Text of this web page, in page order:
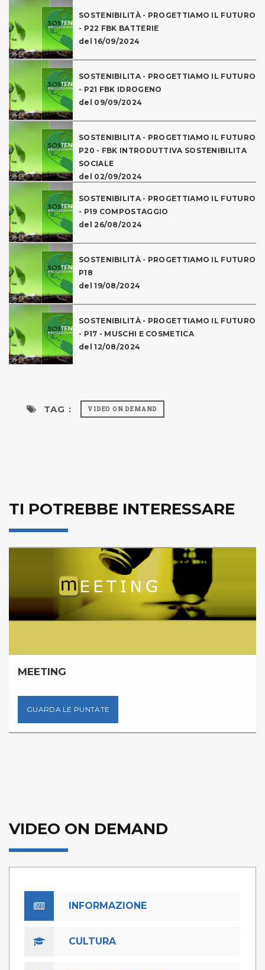
SOSTENIBILITÀ - PROGETTIAMO IL FUTURO
- P22 FBK BATTERIE
del 16/09/2024
SOSTENIBILITA - PROGETTIAMO IL FUTURO
- P21 FBK IDROGENO
del 09/09/2024
SOSTENIBILITA - PROGETTIAMO IL FUTURO
P20 - FBK INTRODUTTIVA SOSTENIBILITA
SOCIALE
del 02/09/2024
SOSTENIBILITA - PROGETTIAMO IL FUTURO
- P19 COMPOSTAGGIO
del 26/08/2024
SOSTENIBILITÀ - PROGETTIAMO IL FUTURO
P18
del 19/08/2024
SOSTENIBILITÀ - PROGETTIAMO IL FUTURO
- P17 - MUSCHI E COSMETICA
del 12/08/2024
TAG : VIDEO ON DEMAND
TI POTREBBE INTERESSARE
MEETING
GUARDA LE PUNTATE
VIDEO ON DEMAND
INFORMAZIONE
CULTURA